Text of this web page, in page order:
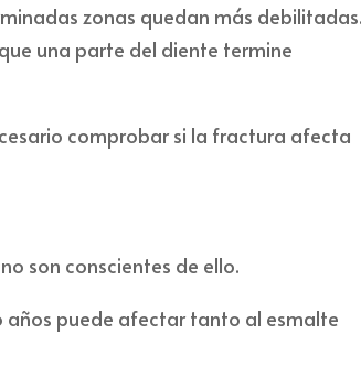
zonas quedan más
una parte del diente termine
comprobar si la fractura afecta
son conscientes de ello.
años puede afectar tanto al esmalte